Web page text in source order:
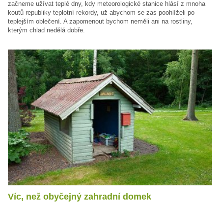
začneme užívat teplé dny, kdy meteorologické stanice hlásí z mnoha
koutů republiky teplotní rekordy, už abychom se zas poohlíželi po
teplejším oblečení. A zapomenout bychom neměli ani na rostliny,
kterým chlad nedělá dobře.
Víc, než obyčejný zahradní domek